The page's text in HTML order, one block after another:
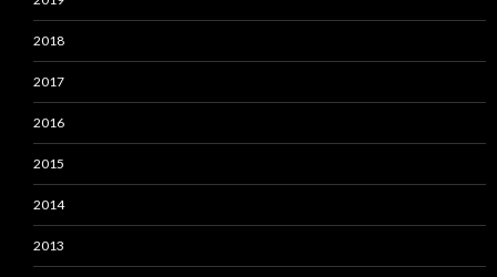
2018
2017
2016
2015
2014
2013